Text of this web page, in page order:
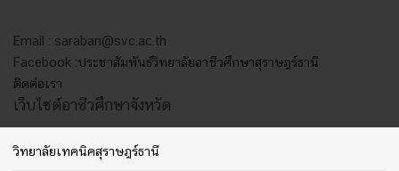
Email : saraban@svc.ac.th
Facebook :ประชาสัมพันธ์วิทยาลัยอาชีวศึกษาสุราษฎร์ธานี
ติดต่อเรา
เว็บไซต์อาชีวศึกษาจังหวัด
วิทยาลัยเทคนิคสุราษฎร์ธานี